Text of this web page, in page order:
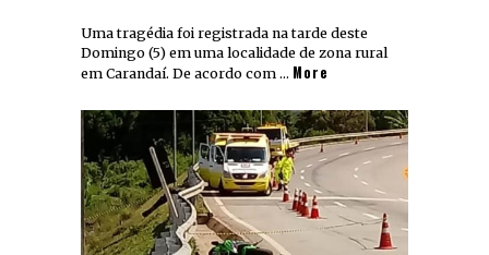
Uma tragédia foi registrada na tarde deste
Domingo (5) em uma localidade de zona rural
em Carandaí. De acordo com … More